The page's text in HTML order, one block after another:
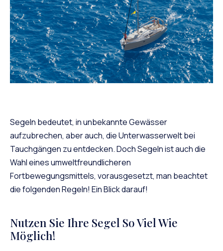
Segeln bedeutet, in unbekannte Gewässer
aufzubrechen, aber auch, die Unterwasserwelt bei
Tauchgängen zu entdecken. Doch Segeln ist auch die
Wahl eines umweltfreundlicheren
Fortbewegungsmittels, vorausgesetzt, man beachtet
die folgenden Regeln! Ein Blick darauf!
Nutzen Sie Ihre Segel So Viel Wie
Möglich!